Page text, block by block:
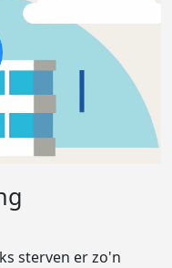
sterven er zo'n